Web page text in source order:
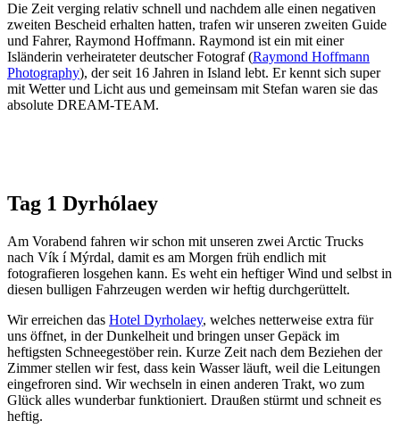
Die Zeit verging relativ schnell und nachdem alle einen negativen
zweiten Bescheid erhalten hatten, trafen wir unseren zweiten Guide
und Fahrer, Raymond Hoffmann. Raymond ist ein mit einer
Isländerin verheirateter deutscher Fotograf (Raymond Hoffmann
Photography), der seit 16 Jahren in Island lebt. Er kennt sich super
mit Wetter und Licht aus und gemeinsam mit Stefan waren sie das
absolute DREAM-TEAM.
Tag 1 Dyrhólaey
Am Vorabend fahren wir schon mit unseren zwei Arctic Trucks
nach Vík í Mýrdal, damit es am Morgen früh endlich mit
fotografieren losgehen kann. Es weht ein heftiger Wind und selbst in
diesen bulligen Fahrzeugen werden wir heftig durchgerüttelt.
Wir erreichen das Hotel Dyrholaey, welches netterweise extra für
uns öffnet, in der Dunkelheit und bringen unser Gepäck im
heftigsten Schneegestöber rein. Kurze Zeit nach dem Beziehen der
Zimmer stellen wir fest, dass kein Wasser läuft, weil die Leitungen
eingefroren sind. Wir wechseln in einen anderen Trakt, wo zum
Glück alles wunderbar funktioniert. Draußen stürmt und schneit es
heftig.